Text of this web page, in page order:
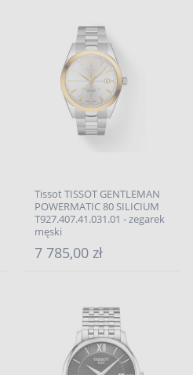
Tissot TISSOT GENTLEMAN
POWERMATIC 80 SILICIUM
T927.407.41.031.01 - zegarek
męski
7 785,00 zł